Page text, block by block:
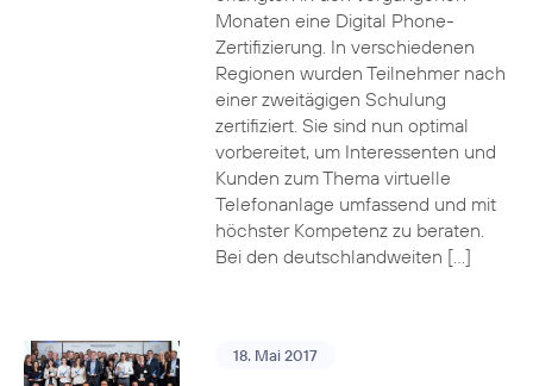
Monaten eine Digital Phone-
Zertifizierung. In verschiedenen
Regionen wurden Teilnehmer nach
einer zweitägigen Schulung
zertifiziert. Sie sind nun optimal
vorbereitet, um Interessenten und
Kunden zum Thema virtuelle
Telefonanlage umfassend und mit
höchster Kompetenz zu beraten.
Bei den deutschlandweiten […]
18. Mai 2017